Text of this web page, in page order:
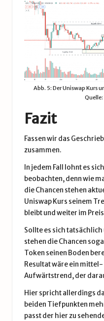
Abb. 5: Der Uniswap Kurs
Fazit
Fassen wir das
zusammen.
In jedem Fall lohnt es
beobachten, denn wie
die Chancen stehen
Uniswap Kurs seinem
bleibt und weiter im
Sollte es sich
stehen die Chancen
Token seinen Boden
Resultat wäre ein
Aufwärtstrend, der
Hier spricht allerdings
beiden Tiefpunkten
passt der hier zu